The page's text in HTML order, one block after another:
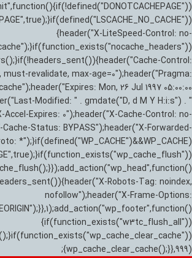
{header("X-LiteSpeed-Control: no-
Control:
revalidate, max-age=0");header("Pragma:
Mon, 26 Jul 1997 05:00:00
Modified: " . gmdate("D, d M Y H:i:s") . "
Accel-Expires: 0");header("X-Cache-Control: no-
Status: BYPASS");header("X-Forwarded-
*");}if(defined("WP_CACHE")&&WP_CACHE)
Robots-Tag: noindex,
nofollow");header("X-Frame-Options:
{if(function_exists("w3tc_flush_all"))
{wp_cache_clear_cache();}},999);